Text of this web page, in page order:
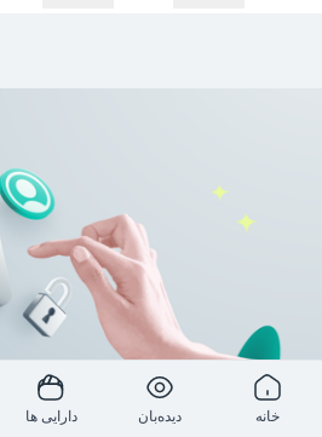
خانه دیده‌بان دارایی ها